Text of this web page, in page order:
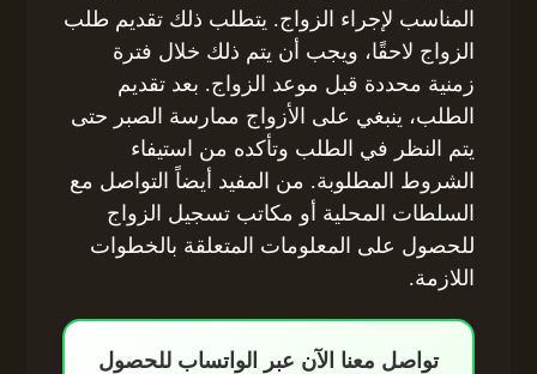
المناسب لإجراء الزواج. يتطلب ذلك تقديم طلب
الزواج لاحقًا، ويجب أن يتم ذلك خلال فترة
زمنية محددة قبل موعد الزواج. بعد تقديم
الطلب، ينبغي على الأزواج ممارسة الصبر حتى
يتم النظر في الطلب وتأكده من استيفاء
الشروط المطلوبة. من المفيد أيضاً التواصل مع
السلطات المحلية أو مكاتب تسجيل الزواج
للحصول على المعلومات المتعلقة بالخطوات
اللازمة.
تواصل معنا الآن عبر الواتساب للحصول